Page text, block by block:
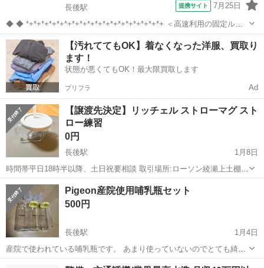
長後駅
提携サイト 7月25日
◆ ◆ *+*+*+*+*+*+*+*+*+*+*+*+*+*+*+*+*+*+ ＜高速利用の固定ルー
ト＞で負担少なめ◎ 経験を活かせる夜勤のドライバースタッフ大募
集！ ☆高速利用メインの固定ルート ★手積み・手降ろ...
神奈川 藤沢市 長後駅 その他
【汚れててもOK】着なくなった洋服、買取り
ます！
状態が悪くてもOK！最大限買取します
プリフラ Ad
【譲渡先決定】リッチェル ストローマグ スト
ロー練習
0円
長後駅
1月8日
時間帯平日18時半以降、土日祝要相談 取引場所:ローソン綾瀬上土棚南
店 小さな子がいるため取引はパートナーが対応する場合があります 1
度使用しました すぐストロー飲みをマスターしたため そのあとは自宅
保管していました 特...
神奈川 綾瀬市 長後駅 ベビー用品 ストローマグ
Pigeon産院使用哺乳瓶セット
500円
長後駅
1月4日
産院で使われている哺乳瓶です。 あまり使っていないのでとても綺麗
な状態です。乳首も一応おつけしますが、一応中古となりますので、
藤沢市 長後駅 ベビー用品 哺乳瓶